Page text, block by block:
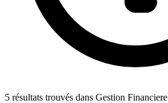
5 résultats trouvés dans Gestion Financiere